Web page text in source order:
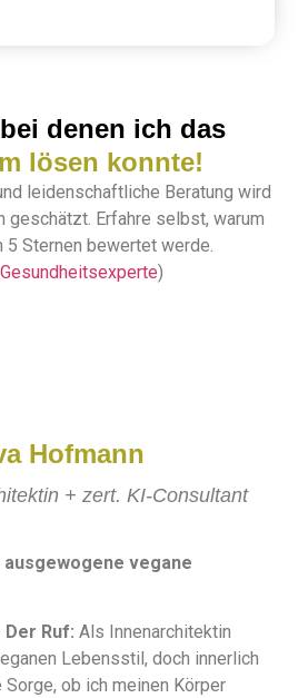
denen ich das
lösen konnte!
leidenschaftliche Beratung wird
geschätzt. Erfahre selbst, warum
5 Sternen bewertetwerde.
)
Hofmann
+ zert. KI-Consultant
vegane
Ruf: Als Innenarchitektin
Lebensstil, doch innerlich
ob ich meinen Körper